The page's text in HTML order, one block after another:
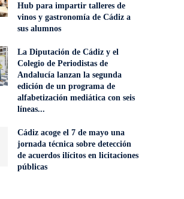
Hub para impartir talleres de
vinos y gastronomía de Cádiz a
sus alumnos
La Diputación de Cádiz y el
Colegio de Periodistas de
Andalucía lanzan la segunda
edición de un programa de
alfabetización mediática con seis
líneas...
Cádiz acoge el 7 de mayo una
jornada técnica sobre detección
de acuerdos ilícitos en licitaciones
públicas